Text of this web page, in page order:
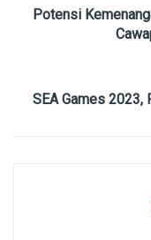
Potensi
SEA Games 2023,